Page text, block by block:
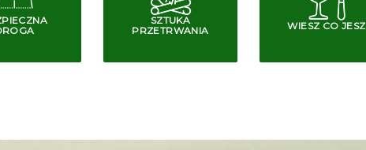
SZTUKA
PRZETRWANIA
WIESZ CO JESZ